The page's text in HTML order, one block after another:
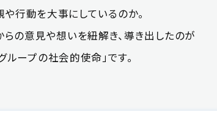
行動を大事にしているのか。
らの意見や想いを紐解き、導き出したのが
ループの社会的使命」です。